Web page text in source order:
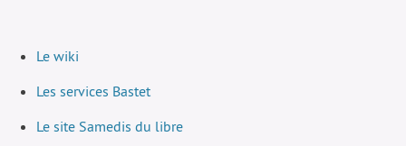
Le wiki
Les services Bastet
Le site Samedis du libre